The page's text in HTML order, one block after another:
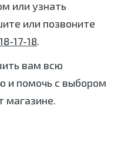
или узнать
или позвоните
17-18.
вам всю
и помочь с выбором
магазине.